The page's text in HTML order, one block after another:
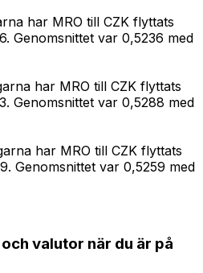
har MRO till CZK flyttats
Genomsnittet var 0,5236 med
har MRO till CZK flyttats
Genomsnittet var 0,5288 med
har MRO till CZK flyttats
Genomsnittet var 0,5259 med
valutor när du är på